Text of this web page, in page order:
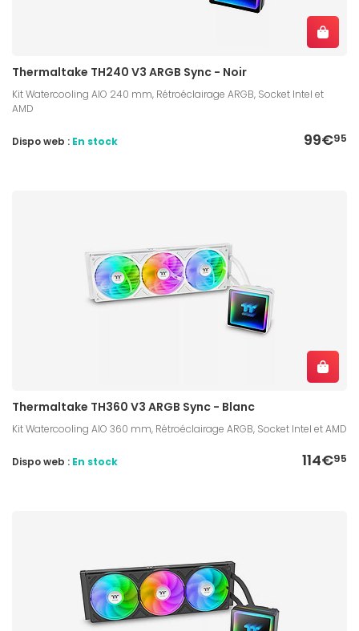
Thermaltake TH240 V3 ARGB Sync - Noir
Kit Watercooling AIO 240 mm, Rétroéclairage ARGB, Socket Intel et
AMD
99€95
Dispo web : En stock
Thermaltake TH360 V3 ARGB Sync - Blanc
Kit Watercooling AIO 360 mm, Rétroéclairage ARGB, Socket Intel et AMD
114€95
Dispo web : En stock